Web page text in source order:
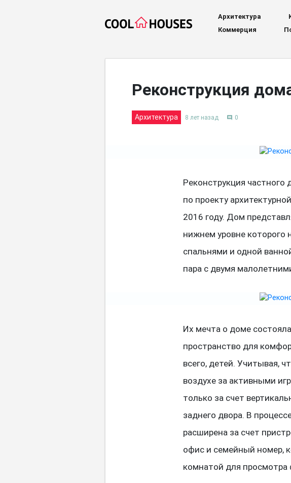
Архитектура
Коммерция
Реконструкция
Архитектура 8 лет назад comment 0
Реконструкция
по проекту
2016 году. Дом
нижнем уровне которого
спальнями и одной
пара с двумя
Их мечта о доме
пространство для
всего, детей. Учитывая,
воздухе за активными
только за счет
заднего двора. В
расширена за счет
офис и семейный номер,
комнатой для